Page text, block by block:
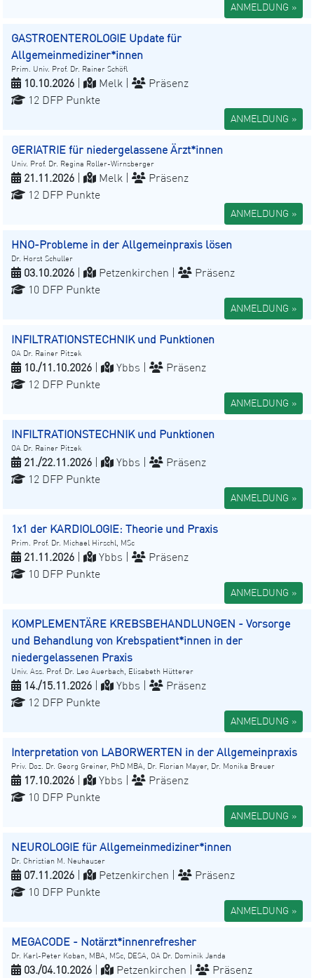
ANMELDUNG »
GASTROENTEROLOGIE Update für
Allgemeinmediziner*innen
Prim. Univ. Prof. Dr. Rainer Schöfl
10.10.2026 Melk |
Präsenz
12 DFP Punkte
ANMELDUNG »
GERIATRIE für niedergelassene Ärzt*innen
Univ. Prof. Dr. Regina Roller-Wirnsberger
21.11.2026 Melk |
Präsenz
12 DFP Punkte
ANMELDUNG »
HNO-Probleme in der Allgemeinpraxis lösen
Dr. Horst Schuller
03.10.2026 Petzenkirchen |
Präsenz
10 DFP Punkte
ANMELDUNG »
INFILTRATIONSTECHNIK und Punktionen
OA Dr. Rainer Pitzek
10./11.10.2026 Ybbs |
Präsenz
12 DFP Punkte
ANMELDUNG »
INFILTRATIONSTECHNIK und Punktionen
OA Dr. Rainer Pitzek
21./22.11.2026 Ybbs |
Präsenz
12 DFP Punkte
ANMELDUNG »
1x1 der KARDIOLOGIE: Theorie und Praxis
Prim. Prof. Dr. Michael Hirschl, MSc
21.11.2026 Ybbs |
Präsenz
10 DFP Punkte
ANMELDUNG »
KOMPLEMENTÄRE KREBSBEHANDLUNGEN - Vorsorge
und Behandlung von Krebspatient*innen in der
niedergelassenen Praxis
Univ. Ass. Prof. Dr. Leo Auerbach, Elisabeth Hütterer
14./15.11.2026 Ybbs |
Präsenz
12 DFP Punkte
ANMELDUNG »
Interpretation von LABORWERTEN in der Allgemeinpraxis
Priv. Doz. Dr. Georg Greiner, PhD MBA, Dr. Florian Mayer, Dr. Monika Breuer
17.10.2026 Ybbs |
Präsenz
10 DFP Punkte
ANMELDUNG »
NEUROLOGIE für Allgemeinmediziner*innen
Dr. Christian M. Neuhauser
07.11.2026 Petzenkirchen |
Präsenz
10 DFP Punkte
ANMELDUNG »
MEGACODE - Notärzt*innenrefresher
Dr. Karl-Peter Koban, MBA, MSc, DESA, OA Dr. Dominik Janda
03./04.10.2026 Petzenkirchen | Präsenz